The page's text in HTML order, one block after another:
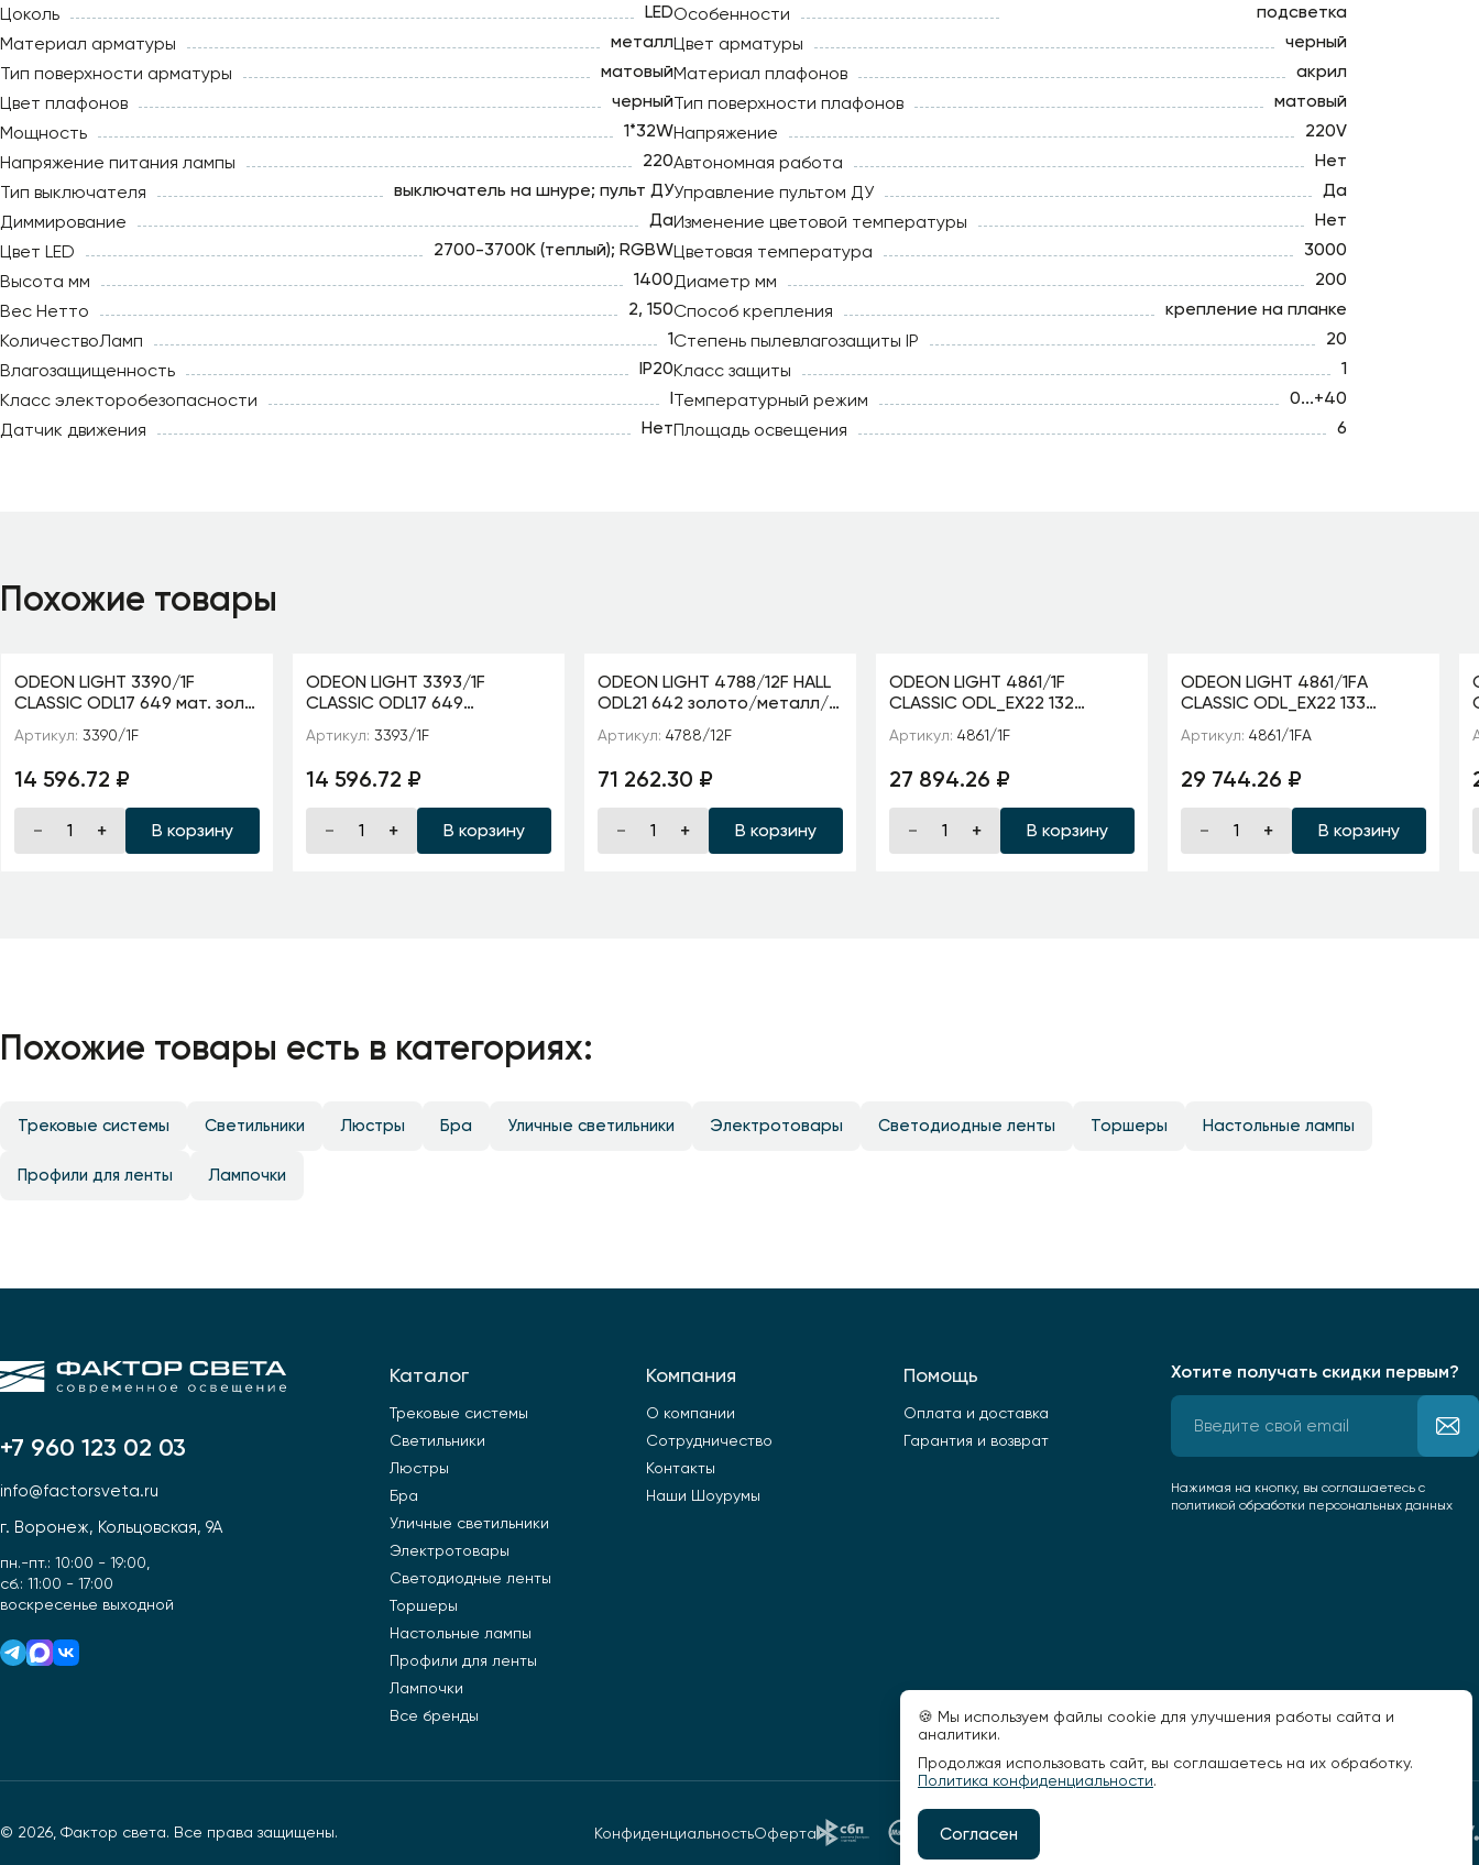
Цоколь LEDОсобенности
подсветка
Материал арматуры
металлЦвет арматуры
черный
Тип поверхности арматуры
матовыйМатериал плафонов
акрил
Цвет плафонов
черныйТип поверхности плафонов
матовый
Мощность
1*32WНапряжение
220V
Напряжение питания лампы
220Автономная работа
Нет
Тип выключателя
выключатель на шнуре; пульт ДУУправление пультом ДУ
Да
Диммирование
ДаИзменение цветовой температуры
Нет
Цвет LED
2700-3700К (теплый); RGBWЦветовая температура
3000
Высота мм
1400Диаметр мм
200
Вес Нетто
2, 150Способ крепления
крепление на планке
КоличествоЛамп
1Степень пылевлагозащиты IP
20
Влагозащищенность
IP20Класс защиты
1
Класс электоробезопасности
IТемпературный режим
0...+40
Датчик движения
НетПлощадь освещения 6
Похожие товары
ODEON LIGHT 3390/1F
CLASSIC ODL17 649 мат. зол/
абажур ткань/хрусталь
Торшер E14 40W 220V
Артикул: 3390/1F
14 596.72 ₽
В корзину
ODEON LIGHT 3393/1F
CLASSIC ODL17 649
мат.золото/абажур ткань/
хрусталь Торшер E14 40W
Артикул: 3393/1F
14 596.72 ₽
В корзину
ODEON LIGHT 4788/12F HALL
ODL21 642 золото/металл/
стекло Торшер E14 12*40W
YORK
Артикул: 4788/12F
71 262.30 ₽
В корзину
ODEON LIGHT 4861/1F
CLASSIC ODL_EX22 132
раноцветн.керамика/
4861/1F
Артикул: 4861/1F
27 894.26 ₽
В корзину
ODEON LIGHT 4861/1FA
CLASSIC ODL_EX22 133
раноцветн.керамика/
4861/1F
Артикул: 4861/1FA
29 744.26 ₽
В корзину
Похожие товары есть в категориях:
Трековые системы Светильники Люстры Бра Уличные светильники Электротовары Светодиодные ленты Торшеры Настольные лампы
Профили для ленты Лампочки
+7 960 123 02 03
info@factorsveta.ru
г. Воронеж, Кольцовская, 9А
пн.-пт.: 10:00 - 19:00,
сб.: 11:00 - 17:00
воскресенье выходной
Каталог
Трековые системы
Светильники
Люстры
Бра
Уличные светильники
Электротовары
Светодиодные ленты
Торшеры
Настольные лампы
Профили для ленты
Лампочки
Все бренды
Компания
О компании
Сотрудничество
Контакты
Наши Шоурумы
Помощь
Оплата и доставка
Гарантия и возврат
Хотите получать скидки первым?
Нажимая на кнопку, вы соглашаетесь с
политикой обработки персональных данных
© 2026, Фактор света. Все права защищены. КонфиденциальностьОферта
🍪 Мы используем файлы cookie для улучшения работы сайта и
аналитики.
Продолжая использовать сайт, вы соглашаетесь на их обработку.
Политика конфиденциальности.
Согласен